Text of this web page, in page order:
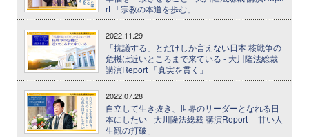
rt 「宗教の本道を歩む」
2022.11.29
「抗議する」とだけしか言えない日本 核戦争の
危機は近いところまで来ている - 大川隆法総裁
講演Report 「真実を貫く」
2022.07.28
自立して生き抜き、世界のリーダーとなれる日
本にしたい - 大川隆法総裁 講演Report 「甘い人
生観の打破」